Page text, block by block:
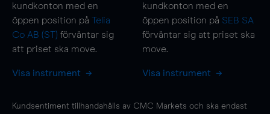
kundkonton med en
öppen position på Telia
Co AB (ST) förväntar sig
att priset ska move.
Visa instrument
kundkonton med en
öppen position på SEB SA
förväntar sig att priset ska
move.
Visa instrument
Kundsentiment tillhandahålls av CMC Markets och ska endast